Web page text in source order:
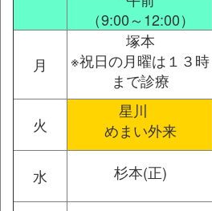
（9:00～12:00）
月
塚本
※祝日の月曜は１３時
まで診療
火
星川
めまい外来
水 杉本(正)